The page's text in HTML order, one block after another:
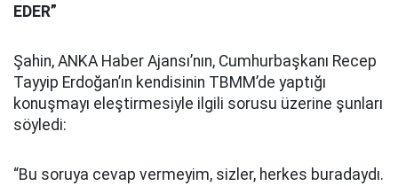
EDER”
Şahin, ANKA Haber Ajansı’nın, Cumhurbaşkanı Recep
Tayyip Erdoğan’ın kendisinin TBMM’de yaptığı
konuşmayı eleştirmesiyle ilgili sorusu üzerine şunları
söyledi:
“Bu soruya cevap vermeyim, sizler, herkes buradaydı.